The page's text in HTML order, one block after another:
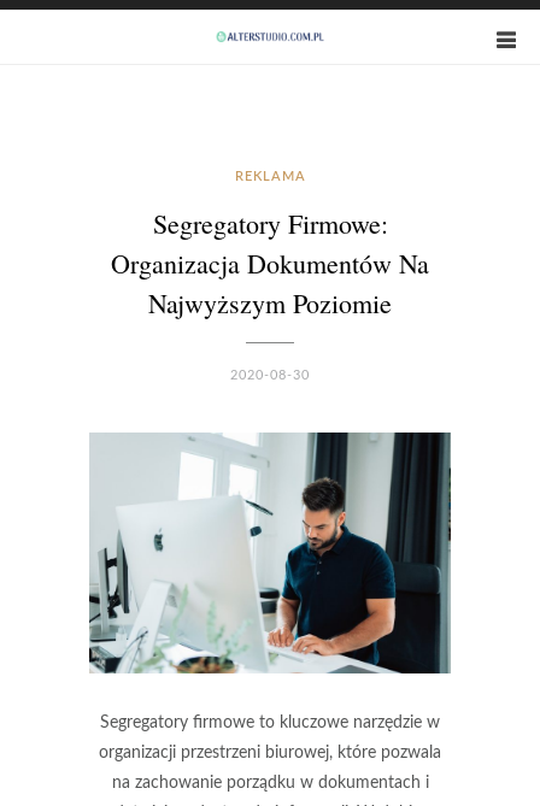
REKLAMA
Segregatory Firmowe:
Organizacja Dokumentów Na
Najwyższym Poziomie
2020-08-30
Segregatory firmowe to kluczowe narzędzie w
organizacji przestrzeni biurowej, które pozwala
na zachowanie porządku w dokumentach i